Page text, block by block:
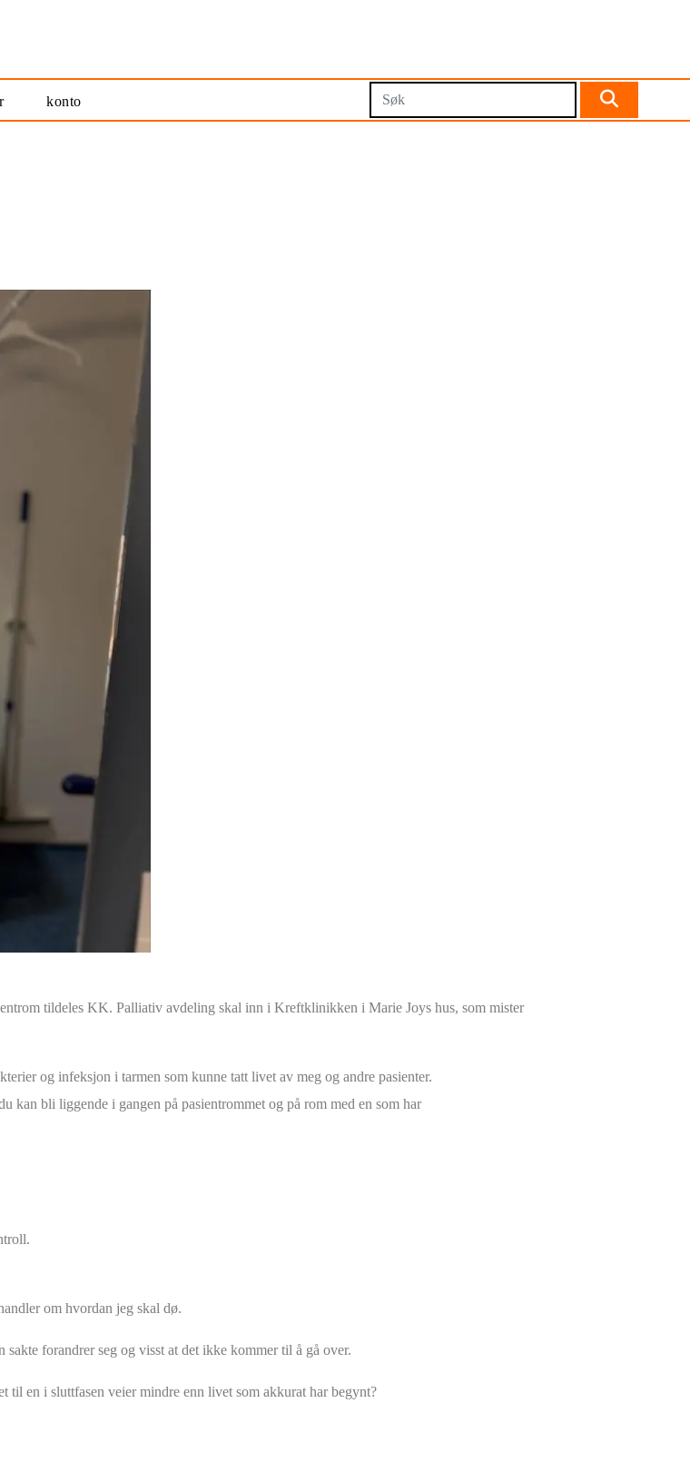
konto
tildeles KK. Palliativ avdeling skal inn i Kreftklinikken i Marie Joys hus, som mister
og infeksjon i tarmen som kunne tatt livet av meg og andre pasienter.
kan bli liggende i gangen på pasientrommet og på rom med en som har
om hvordan jeg skal dø.
forandrer seg og visst at det ikke kommer til å gå over.
til en i sluttfasen veier mindre enn livet som akkurat har begynt?